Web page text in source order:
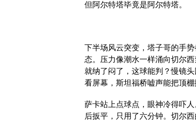
但阿尔特塔毕竟是阿尔特塔。
下半场风云突变，塔子哥的手
态。压力像潮水一样涌向切尔
就纳了闷了，这球能判？慢镜
看屏幕，斯坦福桥嘘声能把顶棚
萨卡站上点球点，眼神冷得吓
后扳平，只用了六分钟。切尔